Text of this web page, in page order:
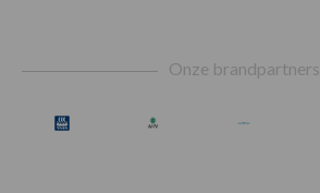
Onze brandpartners